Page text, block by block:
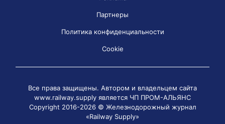
Партнеры
Политика конфиденциальности
Cookie
Все права защищены. Автором и владельцем сайта
www.railway.supply является ЧП ПРОМ-АЛЬЯНС
Copyright 2016-2026 © Железнодорожный журнал
«Railway Supply»